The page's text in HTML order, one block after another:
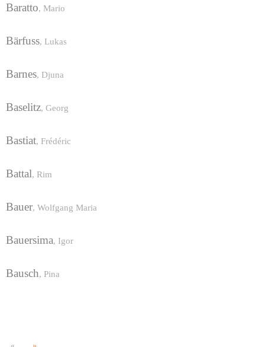
Baratto, Mario
Bärfuss, Lukas
Barnes, Djuna
Baselitz, Georg
Bastiat, Frédéric
Battal, Rim
Bauer, Wolfgang Maria
Bauersima, Igor
Bausch, Pina